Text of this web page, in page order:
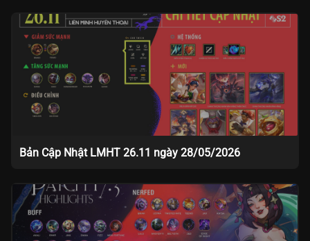
Bản Cập Nhật LMHT 26.11 ngày 28/05/2026